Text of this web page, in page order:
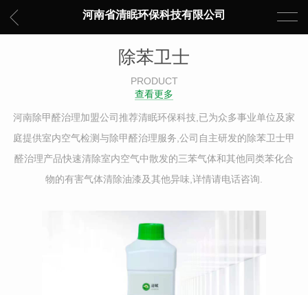
河南省清眠环保科技有限公司
除苯卫士
PRODUCT
查看更多
河南除甲醛治理加盟公司推荐清眠环保科技,已为众多事业单位及家
庭提供室内空气检测与除甲醛治理服务,公司自主研发的除苯卫士甲
醛治理产品快速清除室内空气中散发的三苯气体和其他同类苯化合
物的有害气体清除油漆及其他异味,详情请电话咨询.